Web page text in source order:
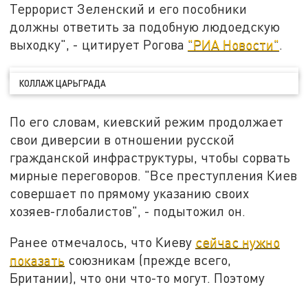
Террорист Зеленский и его пособники
должны ответить за подобную людоедскую
выходку", - цитирует Рогова "РИА Новости".
КОЛЛАЖ ЦАРЬГРАДА
По его словам, киевский режим продолжает
свои диверсии в отношении русской
гражданской инфраструктуры, чтобы сорвать
мирные переговоров. "Все преступления Киев
совершает по прямому указанию своих
хозяев-глобалистов", - подытожил он.
Ранее отмечалось, что Киеву сейчас нужно
показать союзникам (прежде всего,
Британии), что они что-то могут. Поэтому